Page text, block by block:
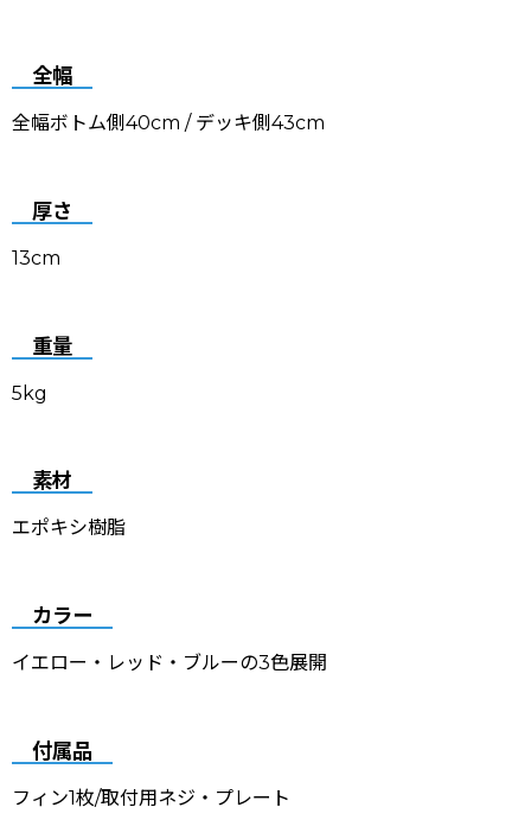
全幅
全幅ボトム側40cm / デッキ側43cm
厚さ
13cm
重量
5kg
素材
エポキシ樹脂
カラー
イエロー・レッド・ブルーの3色展開
付属品
フィン1枚/取付用ネジ・プレート